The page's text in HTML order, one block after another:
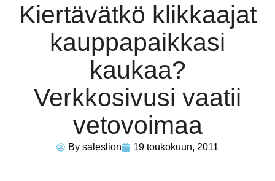
Kiertävätkö klikkaajat
kauppapaikkasi
kaukaa?
Verkkosivusi vaatii
vetovoimaa
By saleslion 19 toukokuun, 2011